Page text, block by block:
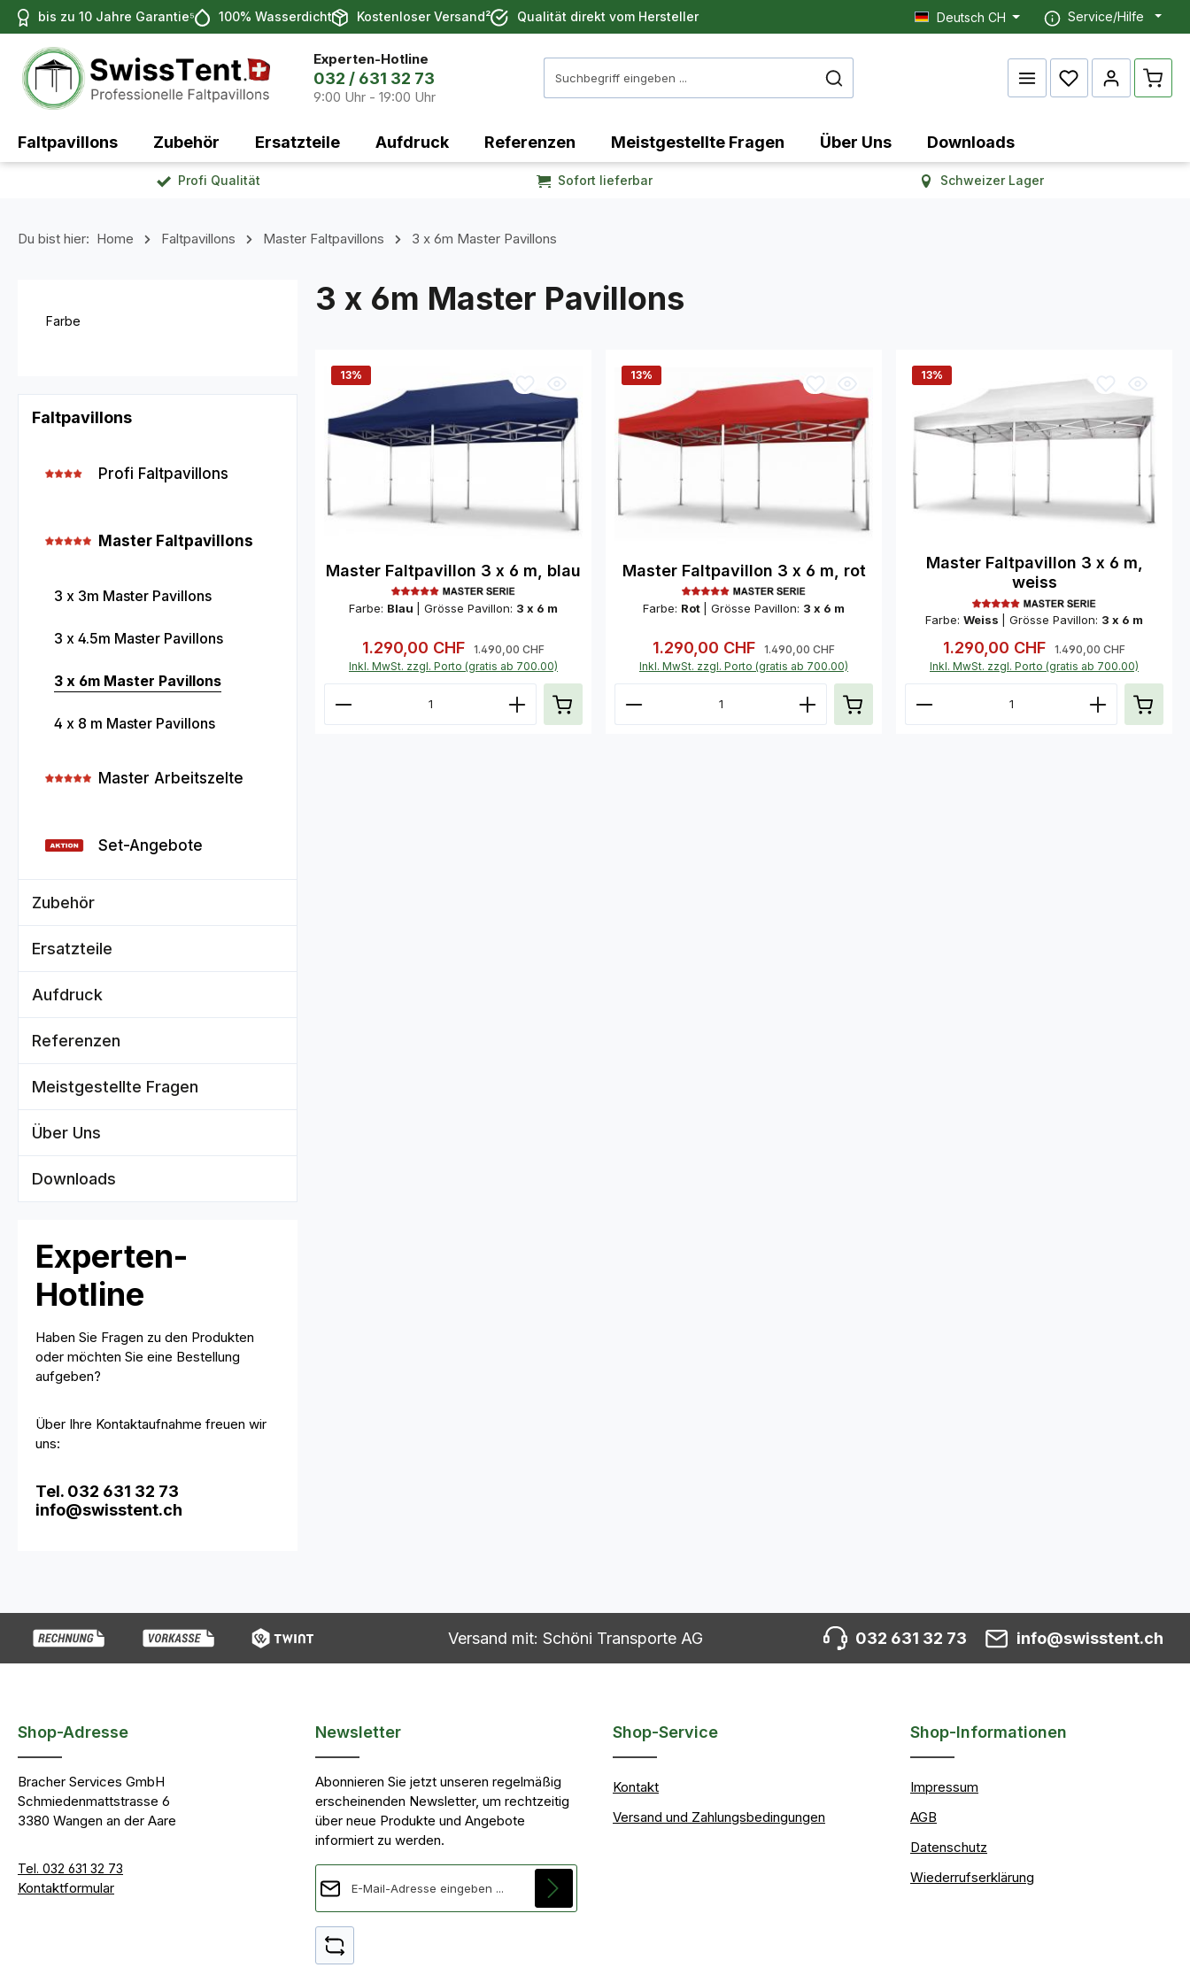
Hauptinhalt springen
Zur Suche springen
Zur Hauptnavigation springen
bis zu 10 Jahre Garantie⁵ 100% Wasserdicht Kostenloser Versand² Qualität direkt vom Hersteller Deutsch CH Service/Hilfe
Experten-Hotline
032 / 631 32 73
9:00 Uhr - 19:00 Uhr
Faltpavillons Zubehör Ersatzteile Aufdruck Referenzen Meistgestellte Fragen Über Uns Downloads
Profi Qualität Sofort lieferbar Schweizer Lager
Du bist hier: Home Faltpavillons Master Faltpavillons 3 x 6m Master Pavillons
Farbe
Faltpavillons
Profi Faltpavillons
Master Faltpavillons
3 x 3m Master Pavillons
3 x 4.5m Master Pavillons
3 x 6m Master Pavillons
4 x 8 m Master Pavillons
Master Arbeitszelte
Set-Angebote
Zubehör
Ersatzteile
Aufdruck
Referenzen
Meistgestellte Fragen
Über Uns
Downloads
Experten-
Hotline
Haben Sie Fragen zu den Produkten
oder möchten Sie eine Bestellung
aufgeben?
Über Ihre Kontaktaufnahme freuen wir
uns:
Tel. 032 631 32 73
info@swisstent.ch
3 x 6m Master Pavillons
13%
Master Faltpavillon 3 x 6 m, blau
Farbe: Blau Grösse Pavillon: 3 x 6 m
Verkaufspreis:
1.290,00 CHF Regulärer Preis:
1.490,00 CHF
Inkl. MwSt. zzgl. Porto (gratis ab 700.00)
Produkt Anzahl: Gib den gewünschten Wert ein oder benutze die Schaltflächen um
13%
Master Faltpavillon 3 x 6 m, rot
Farbe: Rot Grösse Pavillon: 3 x 6 m
Verkaufspreis:
1.290,00 CHF Regulärer Preis:
1.490,00 CHF
Inkl. MwSt. zzgl. Porto (gratis ab 700.00)
Produkt Anzahl: Gib den gewünschten Wert ein oder
13%
Master Faltpavillon 3 x 6 m,
weiss
Farbe: Weiss Grösse Pavillon: 3 x 6 m
Verkaufspreis:
1.290,00 CHF Regulärer Preis:
1.490,00 CHF
Inkl. MwSt. zzgl. Porto (gratis ab 700.00)
Produkt Anzahl: Gib den
Versand mit: Schöni Transporte AG 032 631 32 73 info@swisstent.ch
Shop-Adresse
Bracher Services GmbH
Schmiedenmattstrasse 6
3380 Wangen an der Aare
Tel. 032 631 32 73
Kontaktformular
Newsletter
Abonnieren Sie jetzt unseren regelmäßig
erscheinenden Newsletter, um rechtzeitig
über neue Produkte und Angebote
informiert zu werden.
Shop-Service
Kontakt
Versand und Zahlungsbedingungen
Shop-Informationen
Impressum
AGB
Datenschutz
Wiederrufserklärung